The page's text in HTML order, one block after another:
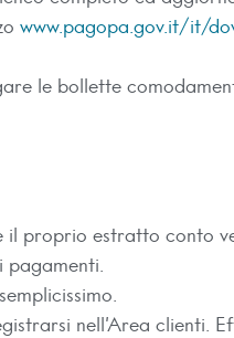
www.pagopa.gov.it/it/
le bollette
il proprio estratto conto
pagamenti.
nell’Area clienti.